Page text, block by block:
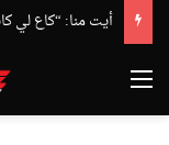
القائمة